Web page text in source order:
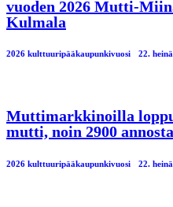
vuoden 2026 Mutti-
Kulmala
2026 kulttuuripääkaupunkivuosi 22.
Muttimarkkinoilla
mutti, noin 2900
2026 kulttuuripääkaupunkivuosi 22.